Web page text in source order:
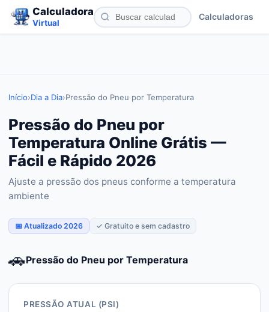
Calculadora
Virtual
Calculadoras
Início›Dia a Dia›Pressão do Pneu por Temperatura
Pressão do Pneu por
Temperatura Online Grátis —
Fácil e Rápido 2026
Ajuste a pressão dos pneus conforme a temperatura
ambiente
📅 Atualizado 2026 ✓ Gratuito e sem cadastro
🚗Pressão do Pneu por Temperatura
PRESSÃO ATUAL (PSI)